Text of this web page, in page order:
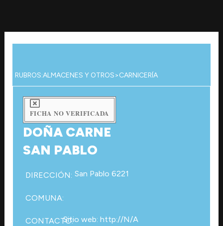
contenido
RUBROS:ALMACENES Y OTROS>CARNICERÍA
FICHA NO VERIFICADA
DOÑA CARNE
SAN PABLO
DIRECCIÓN: San Pablo 6221
COMUNA:
CONTACTO:Sitio web: http://N/A